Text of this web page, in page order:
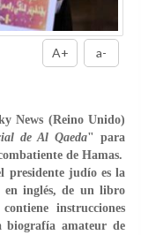
A+ a-
News (Reino Unido)
de Al Qaeda" para
de Hamas.
presidente judío es la
inglés, de un libro
instrucciones
biografía amateur de